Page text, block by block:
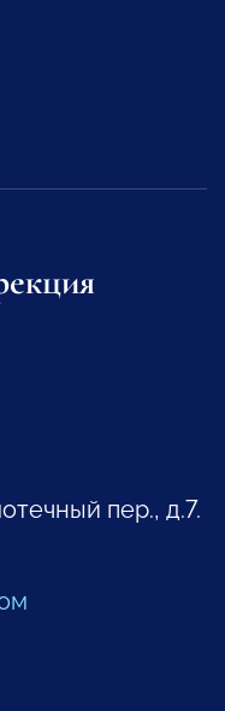
пер., д.7.